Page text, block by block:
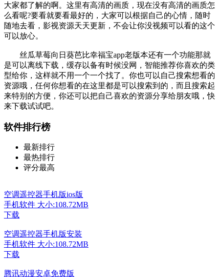
大家都了解的啊。这里有高清的画质，现在没有高清的画质怎
么看呢?要看就要看最好的，大家可以根据自己的心情，随时
随地去看，影视资源天天更新，不会让你没视频可以看的这个
可以放心。
丝瓜草莓向日葵芭比幸福宝app老版本还有一个功能那就
是可以离线下载，缓存以备有时候没网，智能推荐你喜欢的类
型给你，这样就不用一个一个找了。你也可以自己搜索想看的
资源哦，任何你想看的在这里都是可以搜索到的，而且搜索起
来特别的方便，你还可以把自己喜欢的资源分享给朋友哦，快
来下载试试吧。
软件排行榜
最新排行
最热排行
评分最高
空调遥控器手机版ios版
手机软件 大小:108.72MB
下载
空调遥控器手机版安装
手机软件 大小:108.72MB
下载
腾讯动漫安卓免费版